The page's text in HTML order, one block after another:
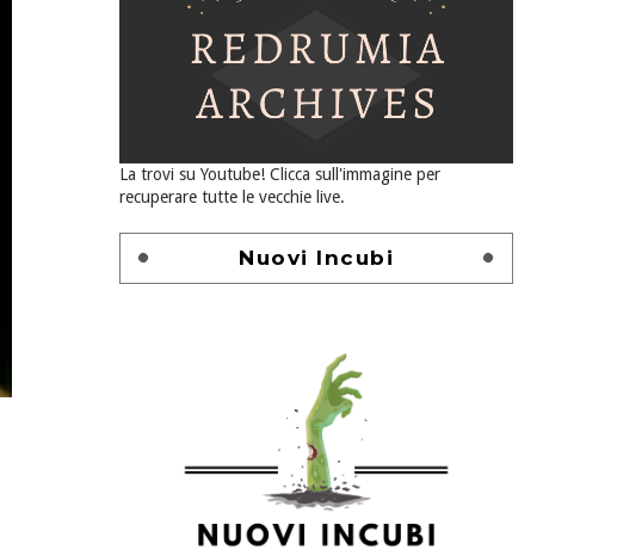
La trovi su Youtube! Clicca sull'immagine per
recuperare tutte le vecchie live.
Nuovi Incubi